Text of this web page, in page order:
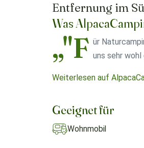
Entfernung im
Was
„"F ür
uns sehr
Weiterlesen auf
Geeignet für
Wohnmobil